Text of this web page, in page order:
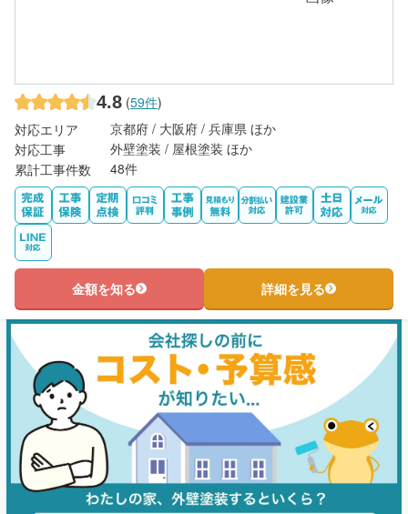
4.8 (59件)
対応エリア
京都府 / 大阪府 / 兵庫県 ほか
対応工事
外壁塗装 / 屋根塗装 ほか
累計工事件数
48件
金額を知る 詳細を見る